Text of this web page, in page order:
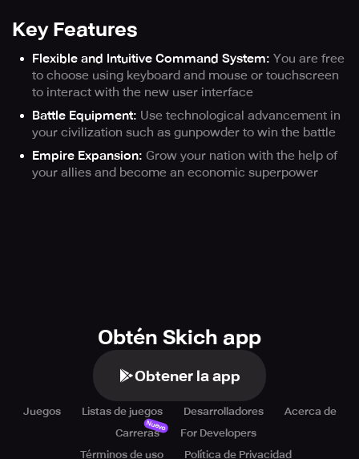
Key Features
Flexible and Intuitive Command System: You are free
to choose using keyboard and mouse or touchscreen
to interact with the new user interface
Battle Equipment: Use technological advancement in
your civilization such as gunpowder to win the battle
Empire Expansion: Grow your nation with the help of
your allies and become an economic superpower
Obtén Skich app
Obtener la app
Juegos Listas de juegos Desarrolladores
Acerca de
Carreras
Nuevo
For Developers
Términos de uso
Política de Privacidad